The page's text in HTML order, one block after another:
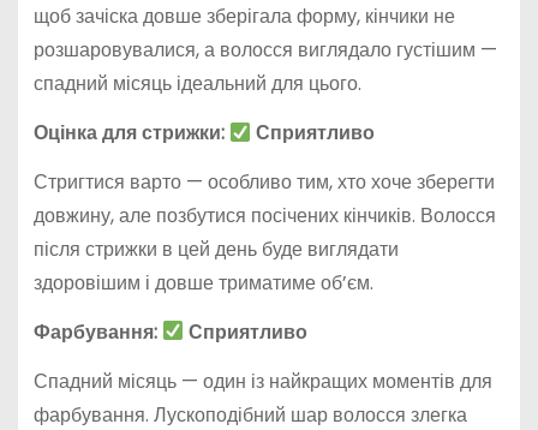
щоб зачіска довше зберігала форму, кінчики не
розшаровувалися, а волосся виглядало густішим —
спадний місяць ідеальний для цього.
Оцінка для стрижки:
Сприятливо
Стригтися варто — особливо тим, хто хоче зберегти
довжину, але позбутися посічених кінчиків. Волосся
після стрижки в цей день буде виглядати
здоровішим і довше триматиме об’єм.
Фарбування:
Сприятливо
Спадний місяць — один із найкращих моментів для
фарбування. Лускоподібний шар волосся злегка